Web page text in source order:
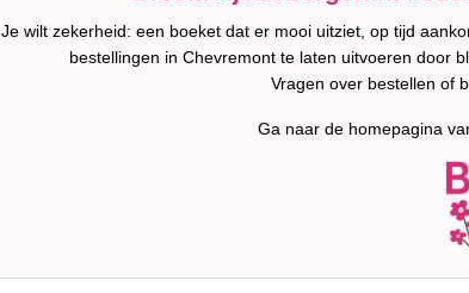
Je wilt zekerheid: een boeket dat er mooi uitziet, op tijd
bestellingen in Chevremont te laten uitvoeren door
Vragen over bestellen of
Ga naar de homepagina